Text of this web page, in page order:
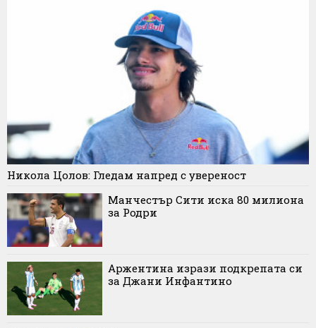
Никола Цолов: Гледам напред с увереност
Манчестър Сити иска 80 милиона
за Родри
Аржентина изрази подкрепата си
за Джани Инфантино